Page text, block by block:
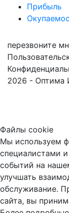
Прибыль
перезвоните
2026 - Оптима
Файлы cookie
Мы используем
специалистами
событий на
улучшать
обслуживание.
сайта, вы